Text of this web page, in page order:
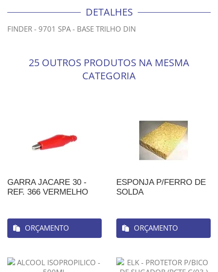
DETALHES
FINDER - 9701 SPA - BASE TRILHO DIN
25 OUTROS PRODUTOS NA MESMA
CATEGORIA
GARRA JACARE 30 -
REF. 366 VERMELHO
ORÇAMENTO
ESPONJA P/FERRO DE
SOLDA
ORÇAMENTO